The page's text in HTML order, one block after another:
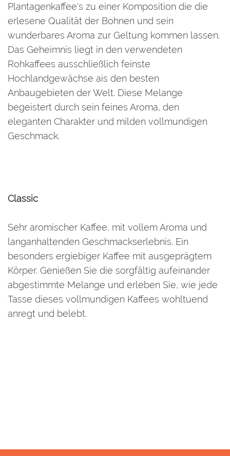
Plantagenkaffee's zu einer Komposition die die
erlesene Qualität der Bohnen und sein
wunderbares Aroma zur Geltung kommen lassen.
Das Geheimnis liegt in den verwendeten
Rohkaffees ausschließlich feinste
Hochlandgewächse ais den besten
Anbaugebieten der Welt. Diese Melange
begeistert durch sein feines Aroma, den
eleganten Charakter und milden vollmundigen
Geschmack.
Classic
Sehr aromischer Kaffee, mit vollem Aroma und
langanhaltenden Geschmackserlebnis. Ein
besonders ergiebiger Kaffee mit ausgeprägtem
Körper. Genießen Sie die sorgfältig aufeinander
abgestimmte Melange und erleben Sie, wie jede
Tasse dieses vollmundigen Kaffees wohltuend
anregt und belebt.